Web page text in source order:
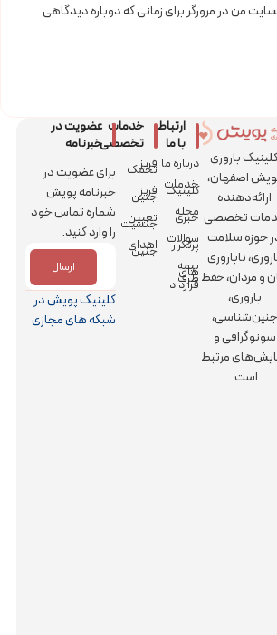
من در مرورگر برای زمانی که دوباره دیدگاهی
باروری
اصفهان،
ارائه‌دهنده
تخصصی
حوزه سلامت
ناباروری
و مردان، حفظ
باروری،
جنین‌شناسی،
سونوگرافی و
مرتبط
است.
ارتباط
با ما
درباره ما
خدمات
کلینیک
مجله
خبری
سوالات
پرتکرار
بیمه
های
طرف
قرارداد
خدمات
تخصصی
فریز
تخمک
فریز
جنین
تعیین
جنسیت
اهدای
جنین
عضویت در
خبرنامه
برای عضویت در
خبرنامه پویش
شماره تماس خود
را وارد کنید.
ارسال
کلینیک پویش در
شبکه های مجازی